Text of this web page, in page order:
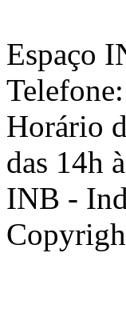
Espaço
Horário
das 14h
INB -